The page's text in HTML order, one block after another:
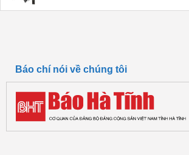
Báo chí nói về chúng tôi